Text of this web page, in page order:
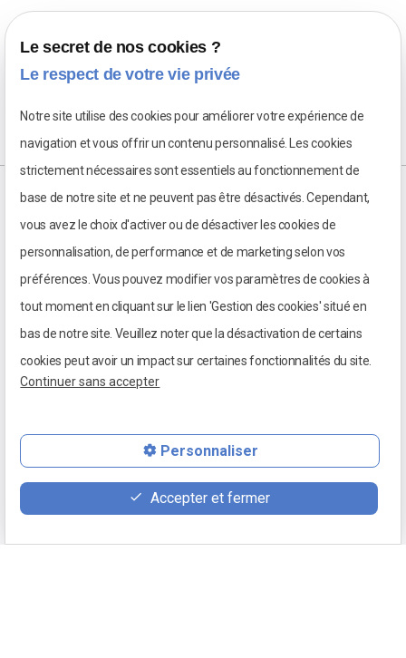
03 85 98 01 24
Le secret de nos cookies ?
Le respect de votre vie privée
Notre site utilise des cookies pour améliorer votre expérience de
navigation et vous offrir un contenu personnalisé. Les cookies
strictement nécessaires sont essentiels au fonctionnement de
base de notre site et ne peuvent pas être désactivés. Cependant,
vous avez le choix d'activer ou de désactiver les cookies de
personnalisation, de performance et de marketing selon vos
préférences. Vous pouvez modifier vos paramètres de cookies à
tout moment en cliquant sur le lien 'Gestion des cookies' situé en
bas de notre site. Veuillez noter que la désactivation de certains
cookies peut avoir un impact sur certaines fonctionnalités du site.
Continuer sans accepter
Personnaliser
Accepter et fermer